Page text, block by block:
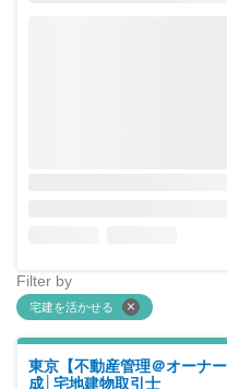
Filter by
宅建を活かせる
東京【不動産管理＠オーナ
成│宅地建物取引士